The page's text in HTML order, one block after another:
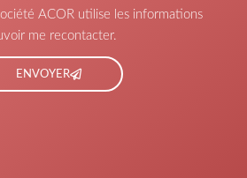
ACOR utilise les informations
me recontacter.
ENVOYER